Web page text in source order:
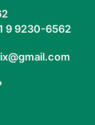
9 9230-6562